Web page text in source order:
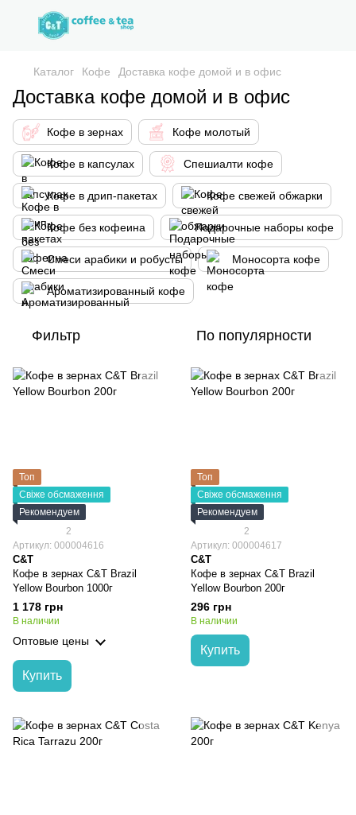
Каталог Кофе Доставка кофе домой и в офис
Доставка кофе домой и в офис
Кофе в зернах Кофе молотый
Кофе в капсулах Спешиалти кофе
Кофе в дрип-пакетах Кофе свежей обжарки
Кофе без кофеина Подарочные наборы кофе
Смеси арабики и робусты Моносорта кофе
Ароматизированный кофе
Фильтр По популярности
Топ
Свіже обсмаження
Рекомендуем
2
Артикул: 000004616
C&T
Кофе в зернах C&T Brazil
Yellow Bourbon 1000г
1 178 грн
В наличии
Оптовые цены
Купить
Топ
Свіже обсмаження
Рекомендуем
2
Артикул: 000004617
C&T
Кофе в зернах C&T Brazil
Yellow Bourbon 200г
296 грн
В наличии
Купить